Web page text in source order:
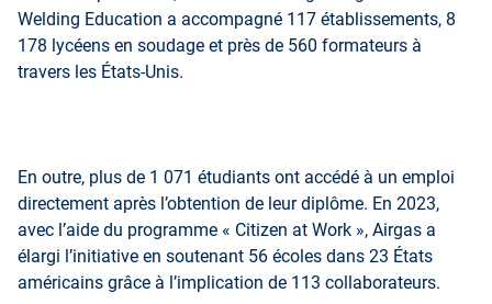
Welding Education a accompagné 117 établissements, 8
178 lycéens en soudage et près de 560 formateurs à
travers les États-Unis.
En outre, plus de 1 071 étudiants ont accédé à un emploi
directement après l’obtention de leur diplôme. En 2023,
avec l’aide du programme « Citizen at Work », Airgas a
élargi l’initiative en soutenant 56 écoles dans 23 États
américains grâce à l’implication de 113 collaborateurs.